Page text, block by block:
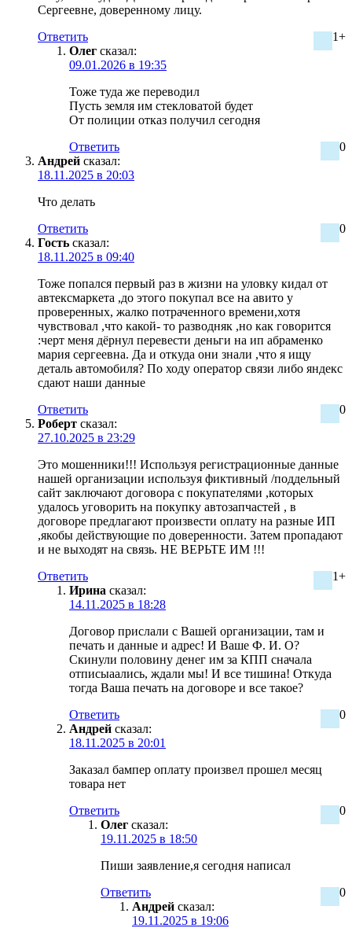
Сергеевне, доверенному лицу.
1+
Ответить
Олег сказал:
09.01.2026 в 19:35
Тоже туда же переводил
Пусть земля им стекловатой будет
От полиции отказ получил сегодня
0
Ответить
Андрей сказал:
18.11.2025 в 20:03
Что делать
0
Ответить
Гость сказал:
18.11.2025 в 09:40
Тоже попался первый раз в жизни на уловку кидал от
автексмаркета ,до этого покупал все на авито у
проверенных, жалко потраченного времени,хотя
чувствовал ,что какой- то разводняк ,но как говорится
:черт меня дёрнул перевести деньги на ип абраменко
мария сергеевна. Да и откуда они знали ,что я ищу
деталь автомобиля? По ходу оператор связи либо яндекс
сдают наши данные
0
Ответить
Роберт сказал:
27.10.2025 в 23:29
Это мошенники!!! Используя регистрационные данные
нашей организации используя фиктивный /поддельный
сайт заключают договора с покупателями ,которых
удалось уговорить на покупку автозапчастей , в
договоре предлагают произвести оплату на разные ИП
,якобы действующие по доверенности. Затем пропадают
и не выходят на связь. НЕ ВЕРЬТЕ ИМ !!!
1+
Ответить
Ирина сказал:
14.11.2025 в 18:28
Договор прислали с Вашей организации, там и
печать и данные и адрес! И Ваше Ф. И. О?
Скинули половину денег им за КПП сначала
отписыаались, ждали мы! И все тишина! Откуда
тогда Ваша печать на договоре и все такое?
0
Ответить
Андрей сказал:
18.11.2025 в 20:01
Заказал бампер оплату произвел прошел месяц
товара нет
0
Ответить
Олег сказал:
19.11.2025 в 18:50
Пиши заявление,я сегодня написал
0
Ответить
Андрей сказал:
19.11.2025 в 19:06